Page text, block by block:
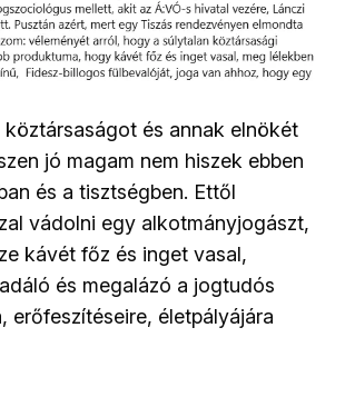
köztársaságot és annak elnökét
jó magam nem hiszek ebben
és a tisztségben. Ettől
vádolni egy alkotmányjogászt,
kávét főz és inget vasal,
és megalázó a jogtudós
erőfeszítéseire, életpályájára